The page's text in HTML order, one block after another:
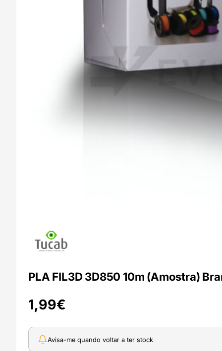
PLA FIL3D 3D850 10m (Amostra)
1,99€
Avisa-me quando voltar a ter stock